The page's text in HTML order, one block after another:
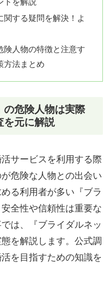
関する疑問を解決！よ
険人物の特徴と注意す
方法まとめ
の危険人物は実際
を元に解説
サービスを利用する際
危険な人物との出会い
る利用者が多い『ブラ
全性や信頼性は重要な
は、『ブライダルネッ
を解説します。公式調
を目指すための知識を